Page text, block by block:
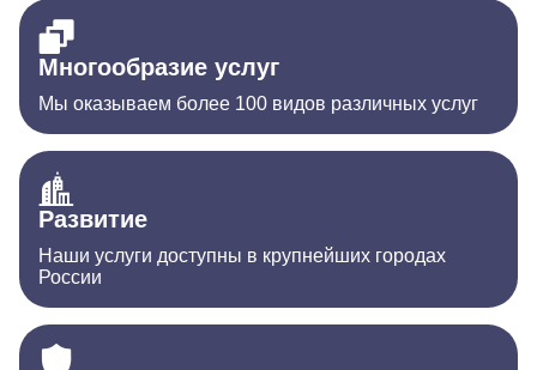
Многообразие услуг
Мы оказываем более 100 видов различных услуг
Развитие
Наши услуги доступны в крупнейших городах
России